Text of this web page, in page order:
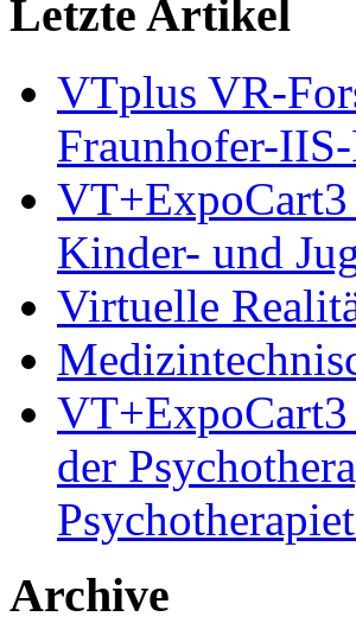
Letzte Artikel
VTplus VR-
Fraunhofer-
Kinder- und
Virtuelle
der
Archive